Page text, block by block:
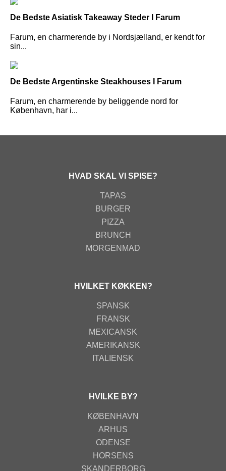
De Bedste Asiatisk Takeaway Steder I Farum
Farum, en charmerende by i Nordsjælland, er kendt for
sin...
De Bedste Argentinske Steakhouses I Farum
Farum, en charmerende by beliggende nord for
København, har i...
HVAD SKAL VI SPISE?
TAPAS
BURGER
PIZZA
BRUNCH
MORGENMAD
HVILKET KØKKEN?
SPANSK
FRANSK
MEXICANSK
AMERIKANSK
ITALIENSK
HVILKE BY?
KØBENHAVN
ARHUS
ODENSE
HORSENS
SKANDERBORG